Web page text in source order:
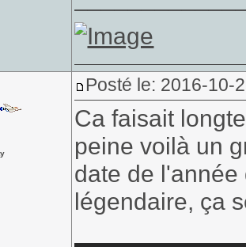
Posté le: 2016-10-
Ca faisait
peine voilà un
date de
légendaire, ça